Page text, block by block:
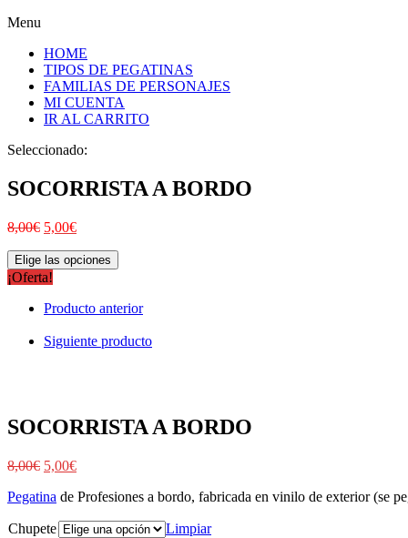
Menu
HOME
TIPOS DE PEGATINAS
FAMILIAS DE PERSONAJES
MI CUENTA
IR AL CARRITO
Seleccionado:
SOCORRISTA A BORDO
8,00€ 5,00€
Elige las opciones
¡Oferta!
Producto anterior
Siguiente producto
SOCORRISTA A BORDO
8,00€ 5,00€
Pegatina de Profesiones a bordo, fabricada en vinilo de exterior (se
Chupete
Limpiar